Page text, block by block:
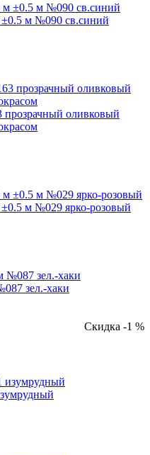
м №090 св.синий
прозрачный оливковый
м №029 ярко-розовый
зел.-хаки
Скидка -1 %